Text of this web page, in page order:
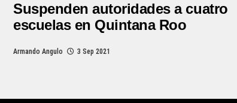
Suspenden autoridades a cuatro
escuelas en Quintana Roo
Armando Angulo 3 Sep 2021